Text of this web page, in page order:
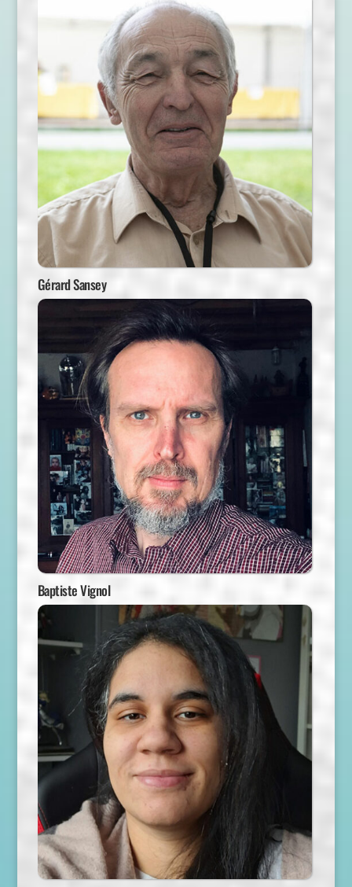
Gérard Sansey
Baptiste Vignol